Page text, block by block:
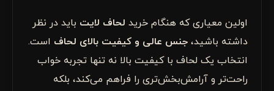
اولین معیاری که هنگام خرید لحاف لایت باید در نظر
داشته باشید، جنس عالی و کیفیت بالای لحاف است.
انتخاب یک لحاف با کیفیت بالا نه تنها تجربه خواب
راحت‌تر و آرامش‌بخش‌تری را فراهم می‌کند، بلکه